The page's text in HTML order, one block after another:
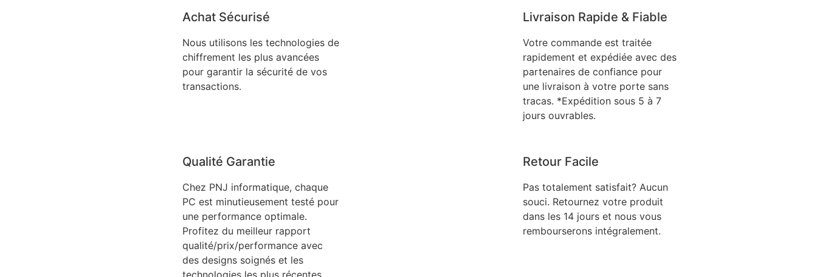
Achat Sécurisé
Nous utilisons les technologies de
chiffrement les plus avancées
pour garantir la sécurité de vos
transactions.
Livraison Rapide & Fiable
Votre commande est traitée
rapidement et expédiée avec des
partenaires de confiance pour
une livraison à votre porte sans
tracas. *Expédition sous 5 à 7
jours ouvrables.
Qualité Garantie
Chez PNJ informatique, chaque
PC est minutieusement testé pour
une performance optimale.
Profitez du meilleur rapport
qualité/prix/performance avec
des designs soignés et les
Retour Facile
Pas totalement satisfait? Aucun
souci. Retournez votre produit
dans les 14 jours et nous vous
rembourserons intégralement.